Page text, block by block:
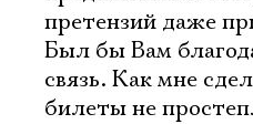
претензий даже
Был бы Вам
связь. Как мне
билеты не